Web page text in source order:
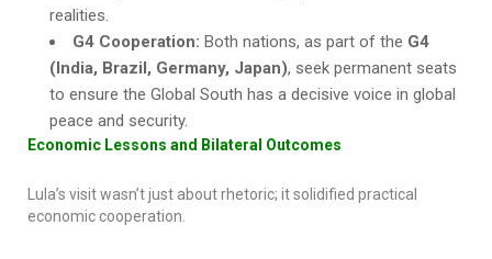
realities.
G4 Cooperation: Both nations, as part of the G4
(India, Brazil, Germany, Japan), seek permanent seats
to ensure the Global South has a decisive voice in global
peace and security.
Economic Lessons and Bilateral Outcomes
Lula’s visit wasn’t just about rhetoric; it solidified practical
economic cooperation.